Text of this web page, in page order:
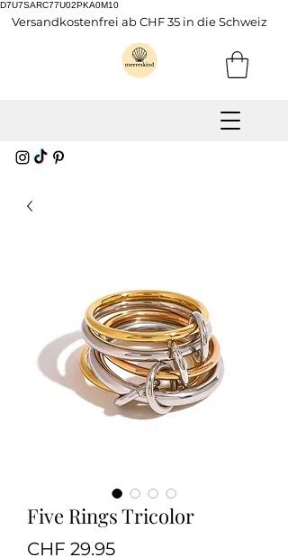
D7U7SARC77U02PKA0M10
Versandkostenfrei ab CHF 35 in die Schweiz
Five Rings Tricolor
CHF 29.95Preis